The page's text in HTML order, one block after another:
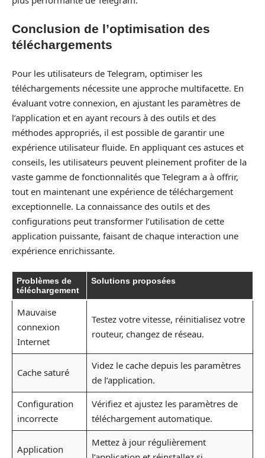
Conclusion de l’optimisation des
téléchargements
Pour les utilisateurs de Telegram, optimiser les
téléchargements nécessite une approche multifacette. En
évaluant votre connexion, en ajustant les paramètres de
l’application et en ayant recours à des outils et des
méthodes appropriés, il est possible de garantir une
expérience utilisateur fluide. En appliquant ces astuces et
conseils, les utilisateurs peuvent pleinement profiter de la
vaste gamme de fonctionnalités que Telegram a à offrir,
tout en maintenant une expérience de téléchargement
exceptionnelle. La connaissance des outils et des
configurations peut transformer l’utilisation de cette
application puissante, faisant de chaque interaction une
expérience enrichissante.
Problèmes de
téléchargement
Solutions proposées
Mauvaise
connexion
Internet
Testez votre vitesse, réinitialisez votre
routeur, changez de réseau.
Cache saturé
Videz le cache depuis les paramètres
de l’application.
Configuration
incorrecte
Vérifiez et ajustez les paramètres de
téléchargement automatique.
Application
Mettez à jour régulièrement